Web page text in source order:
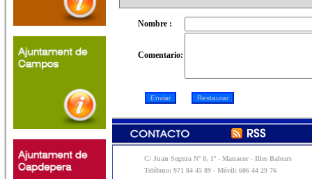
Nombre :
Comentario:
C/ Juan Segura Nº 8, 1º - Manacor - Illes Balears
Teléfono: 971 84 45 89 - Móvil: 606 44 29 76